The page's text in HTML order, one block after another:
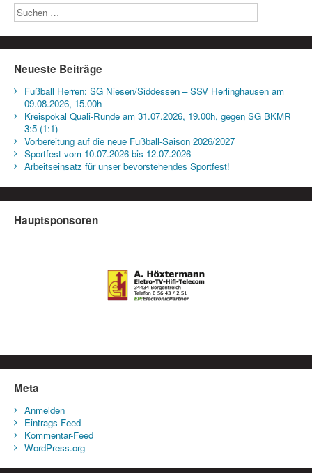
Neueste Beiträge
Fußball Herren: SG Niesen/Siddessen – SSV Herlinghausen am
09.08.2026, 15.00h
Kreispokal Quali-Runde am 31.07.2026, 19.00h, gegen SG BKMR
3:5 (1:1)
Vorbereitung auf die neue Fußball-Saison 2026/2027
Sportfest vom 10.07.2026 bis 12.07.2026
Arbeitseinsatz für unser bevorstehendes Sportfest!
Hauptsponsoren
Meta
Anmelden
Eintrags-Feed
Kommentar-Feed
WordPress.org